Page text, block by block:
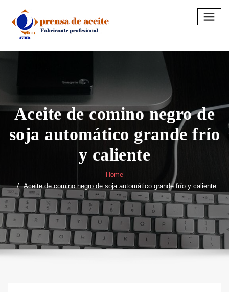
content
Aceite de comino negro de
soja automático grande frío
y caliente
Home
Aceite de comino negro de soja automático grande frío y caliente